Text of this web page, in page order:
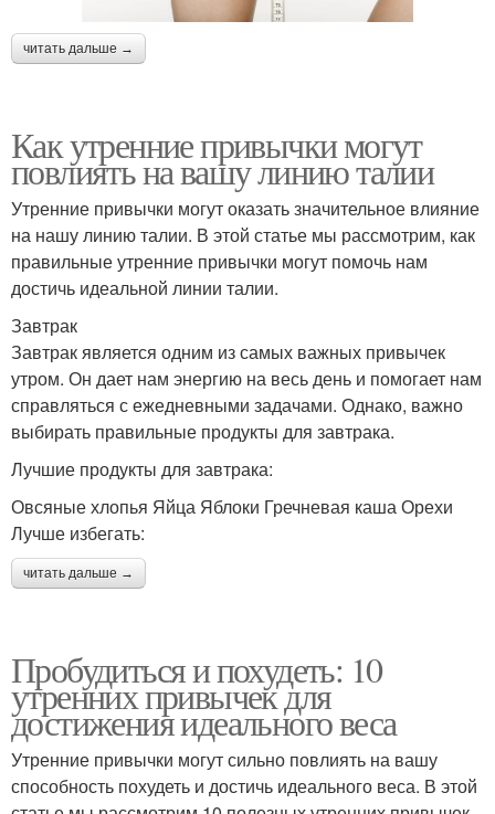
читать дальше →
Как утренние привычки могут
повлиять на вашу линию талии
Утренние привычки могут оказать значительное влияние
на нашу линию талии. В этой статье мы рассмотрим, как
правильные утренние привычки могут помочь нам
достичь идеальной линии талии.
Завтрак
Завтрак является одним из самых важных привычек
утром. Он дает нам энергию на весь день и помогает нам
справляться с ежедневными задачами. Однако, важно
выбирать правильные продукты для завтрака.
Лучшие продукты для завтрака:
Овсяные хлопья Яйца Яблоки Гречневая каша Орехи
Лучше избегать:
читать дальше →
Пробудиться и похудеть: 10
утренних привычек для
достижения идеального веса
Утренние привычки могут сильно повлиять на вашу
способность похудеть и достичь идеального веса. В этой